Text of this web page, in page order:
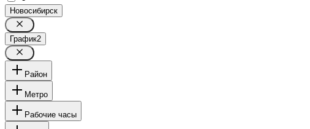
Новосибирск
График2
Район
Метро
Рабочие часы